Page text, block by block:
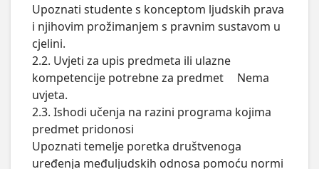
Upoznati studente s konceptom ljudskih prava
i njihovim prožimanjem s pravnim sustavom u
cjelini.
2.2. Uvjeti za upis predmeta ili ulazne
kompetencije potrebne za predmet	Nema
uvjeta.
2.3. Ishodi učenja na razini programa kojima
predmet pridonosi
Upoznati temelje poretka društvenoga
uređenja međuljudskih odnosa pomoću normi